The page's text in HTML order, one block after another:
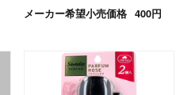
メーカー希望小売価格 400円